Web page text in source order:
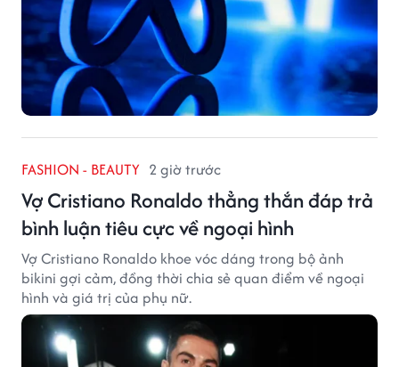
FASHION - BEAUTY 2 giờ trước
Vợ Cristiano Ronaldo thẳng thắn đáp trả
bình luận tiêu cực về ngoại hình
Vợ Cristiano Ronaldo khoe vóc dáng trong bộ ảnh
bikini gợi cảm, đồng thời chia sẻ quan điểm về ngoại
hình và giá trị của phụ nữ.